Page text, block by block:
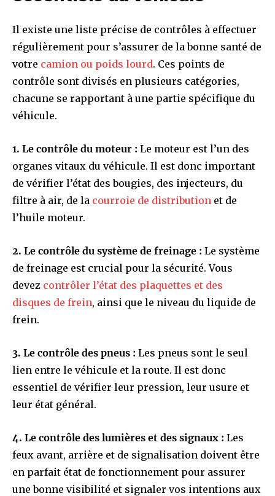
Il existe une liste précise de contrôles à effectuer
régulièrement pour s’assurer de la bonne santé de
votre camion ou poids lourd. Ces points de
contrôle sont divisés en plusieurs catégories,
chacune se rapportant à une partie spécifique du
véhicule.
1. Le contrôle du moteur : Le moteur est l’un des
organes vitaux du véhicule. Il est donc important
de vérifier l’état des bougies, des injecteurs, du
filtre à air, de la courroie de distribution et de
l’huile moteur.
2. Le contrôle du système de freinage : Le système
de freinage est crucial pour la sécurité. Vous
devez contrôler l’état des plaquettes et des
disques de frein, ainsi que le niveau du liquide de
frein.
3. Le contrôle des pneus : Les pneus sont le seul
lien entre le véhicule et la route. Il est donc
essentiel de vérifier leur pression, leur usure et
leur état général.
4. Le contrôle des lumières et des signaux : Les
feux avant, arrière et de signalisation doivent être
en parfait état de fonctionnement pour assurer
une bonne visibilité et signaler vos intentions aux